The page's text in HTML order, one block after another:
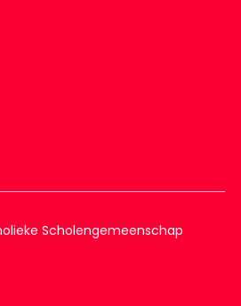
Scholengemeenschap